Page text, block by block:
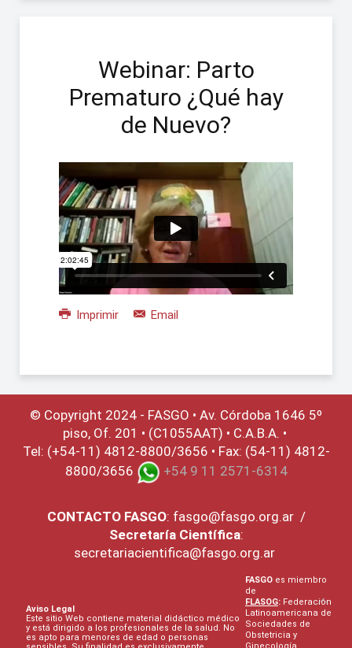
Webinar: Parto
Prematuro ¿Qué hay
de Nuevo?
Imprimir Email
© Copyright 2024 - FASGO • Av. Córdoba 1646 5º
piso, Of. 201 • (C1055AAT) • C.A.B.A. •
Tel: (+54-11) 4812-8800/3656 • Fax: (54-11) 4812-
8800/3656
+54 9 11 2571-6314
CONTACTO FASGO: fasgo@fasgo.org.ar/
Secretaría Científica:
secretariacientifica@fasgo.org.ar
Aviso Legal
Este sitio Web contiene material didáctico médico
y está dirigido a los profesionales de la salud. No
es apto para menores de edad o personas
FASGO es miembro
de
FLASOG: Federación
Latinoamericana de
Sociedades de
Obstetricia y